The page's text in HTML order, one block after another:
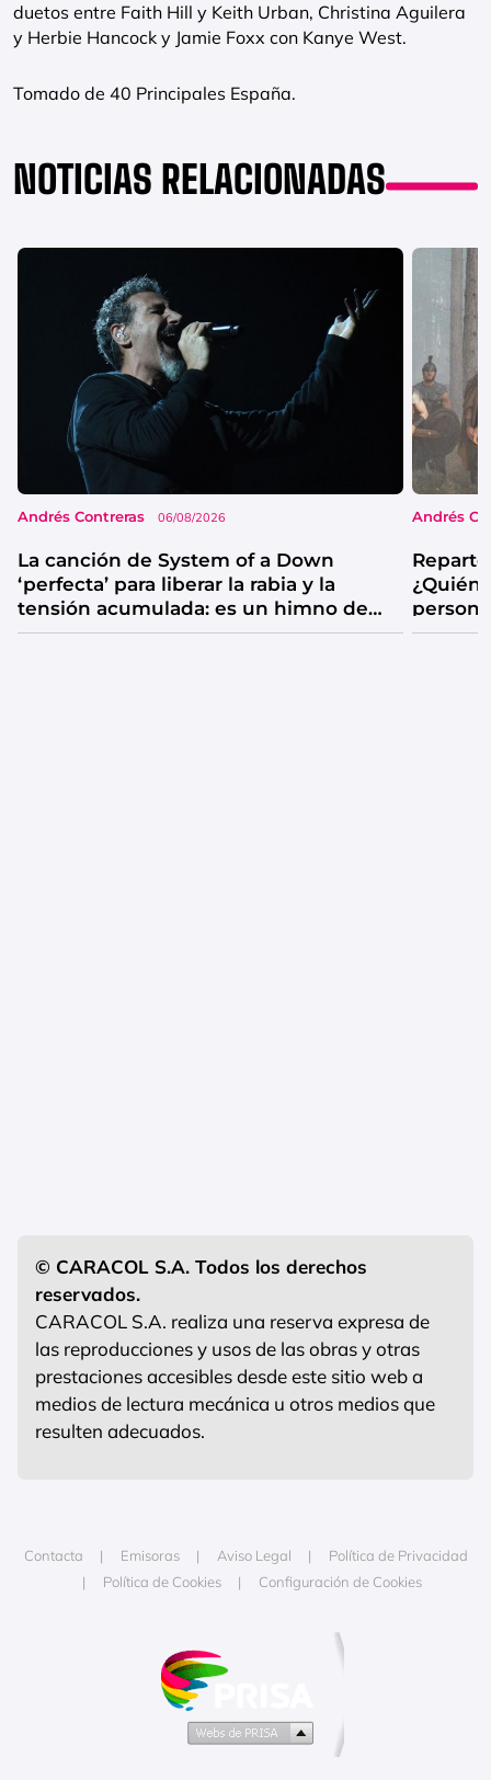
duetos entre Faith Hill y Keith Urban, Christina Aguilera
y Herbie Hancock y Jamie Foxx con Kanye West.
Tomado de 40 Principales España.
NOTICIAS RELACIONADAS
Andrés Contreras 06/08/2026
La canción de System of a Down
‘perfecta’ para liberar la rabia y la
tensión acumulada: es un himno de
catarsis
Andrés
¿Quién
© CARACOL S.A. Todos los derechos
reservados.
CARACOL S.A. realiza una reserva expresa de
las reproducciones y usos de las obras y otras
prestaciones accesibles desde este sitio web a
medios de lectura mecánica u otros medios que
resulten adecuados.
Contacta Emisoras Aviso Legal
Política de Privacidad
Política de Cookies
Configuración de Cookies